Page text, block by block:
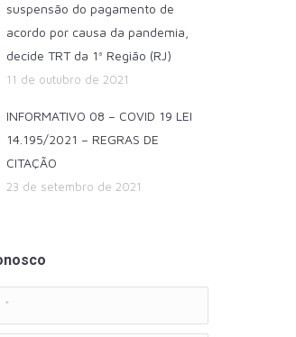
suspensão do pagamento de
acordo por causa da pandemia,
decide TRT da 1ª Região (RJ)
11 de outubro de 2021
INFORMATIVO 08 – COVID 19 LEI
14.195/2021 – REGRAS DE
CITAÇÃO
23 de setembro de 2021